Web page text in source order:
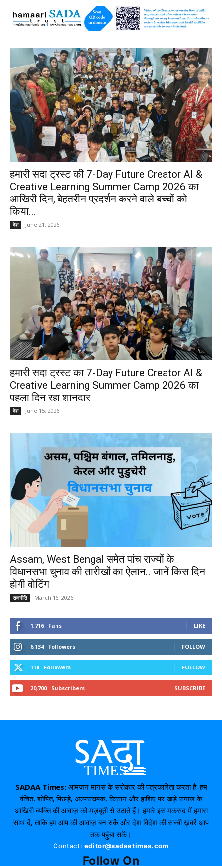
हमारी सदा ट्रस्ट की 7-Day Future Creator AI &
Creative Learning Summer Camp 2026 का
आखिरी दिन, बेहतरीन प्रदर्शन करने वाले बच्चों को
किया...
देश June 21, 2026
हमारी सदा ट्रस्ट का 7-Day Future Creator AI &
Creative Learning Summer Camp 2026 का
पहला दिन रहा शानदार
देश June 15, 2026
Assam, West Bengal समेत पांच राज्यों के
विधानसभा चुनाव की तारीखों का ऐलान.. जानें किस दिन
होगी वोटिंग
राजनीति March 16, 2026
1,716 Fans LIKE
6,134 Followers FOLLOW
118 Followers FOLLOW
20,700 Subscribers SUBSCRIBE
SADAA Times: आमजन मानस के सरोकार की पत्रकारिता करता है. हम
वंचित, शोषित, पिछड़े, अल्पसंख्यक, किसान और हाशिए पर खड़े समाज के
आखिरी व्यक्ति की आवाज़ को मज़बूती से उठाते हैं। हमारे इस मकसद में हमारा
साथ दें, ताकि हम आप की आवाज़ बन सकें और देश विदेश की सच्ची ख़बरें आप
तक पहुंचा सकें।
Contact: editor@sadaatimes.com
Follow On